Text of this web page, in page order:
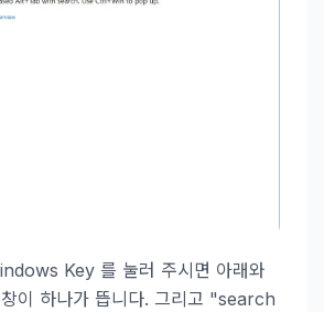
Key 를 눌러 주시면 아래와
이 하나가 뜹니다. 그리고 "search